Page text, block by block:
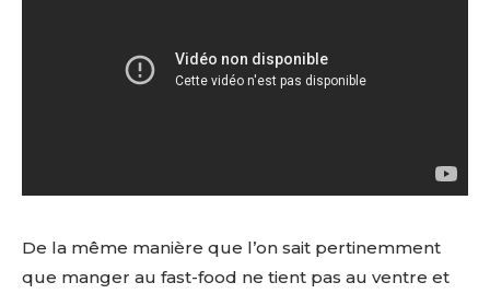
De la même manière que l’on sait pertinemment
que manger au fast-food ne tient pas au ventre et